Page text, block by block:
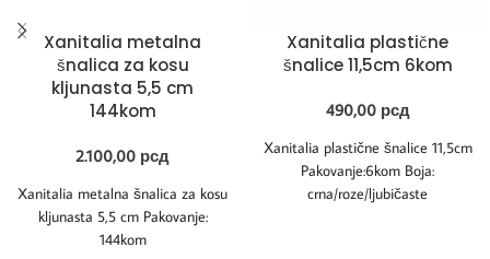
Xanitalia metalna
šnalica za kosu
kljunasta 5,5 cm
144kom
2.100,00 рсд
Xanitalia metalna šnalica za kosu
kljunasta 5,5 cm Pakovanje:
144kom
Xanitalia plastične
šnalice 11,5cm 6kom
490,00 рсд
Xanitalia plastične šnalice 11,5cm
Pakovanje:6kom Boja:
crna/roze/ljubičaste